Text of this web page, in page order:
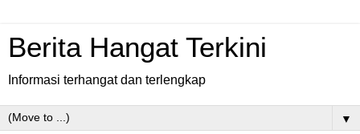
Berita Hangat Terkini
Informasi terhangat dan terlengkap
▼